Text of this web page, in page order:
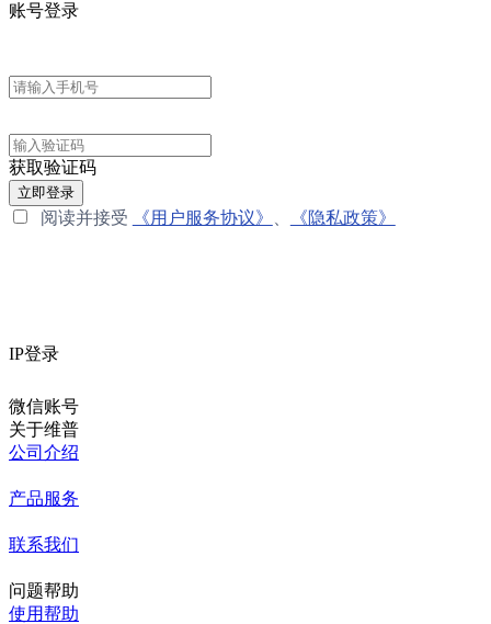
账号登录
获取验证码
立即登录
阅读并接受 《用户服务协议》 《隐私政策》
IP登录
微信账号
关于维普
公司介绍
产品服务
联系我们
问题帮助
使用帮助